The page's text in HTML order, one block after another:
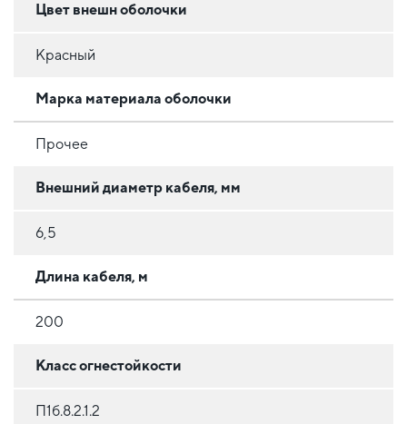
Цвет внешн оболочки
Красный
Марка материала оболочки
Прочее
Внешний диаметр кабеля, мм
6,5
Длина кабеля, м
200
Класс огнестойкости
П1б.8.2.1.2